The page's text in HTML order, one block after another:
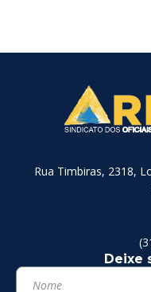
Rua Timbiras, 2318,
Deixe